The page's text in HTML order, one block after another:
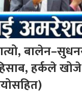
हर्कले